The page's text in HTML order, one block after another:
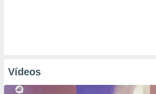
Vídeos